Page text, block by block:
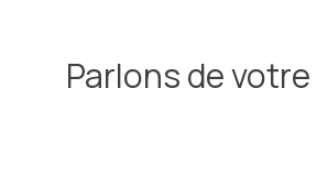
Parlons de